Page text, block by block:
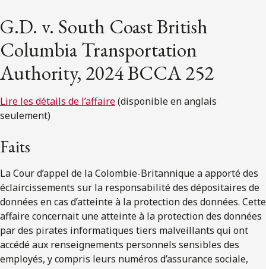
G.D. v. South Coast British
Columbia Transportation
Authority, 2024 BCCA 252
Lire les détails de l’affaire(disponible en anglais
seulement)
Faits
La Cour d’appel de la Colombie-Britannique a apporté des
éclaircissements sur la responsabilité des dépositaires de
données en cas d’atteinte à la protection des données. Cette
affaire concernait une atteinte à la protection des données
par des pirates informatiques tiers malveillants qui ont
accédé aux renseignements personnels sensibles des
employés, y compris leurs numéros d’assurance sociale,